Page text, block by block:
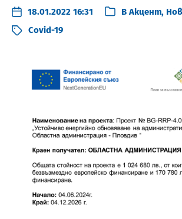
18.01.2022 16:31 В Акцент,
Covid-19